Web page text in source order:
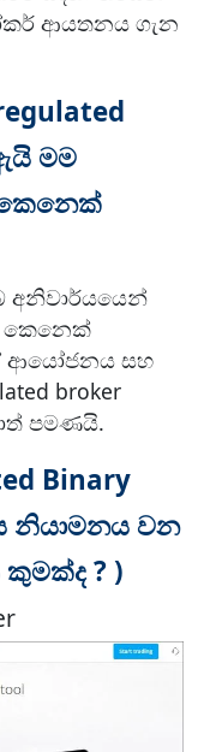
ආයතනය ගැන
මම
අනිවාර්යයෙන්
කෙනෙක්
ආයෝජනය සහ
broker
පමණයි.
Binary
නියාමනය වන
? )